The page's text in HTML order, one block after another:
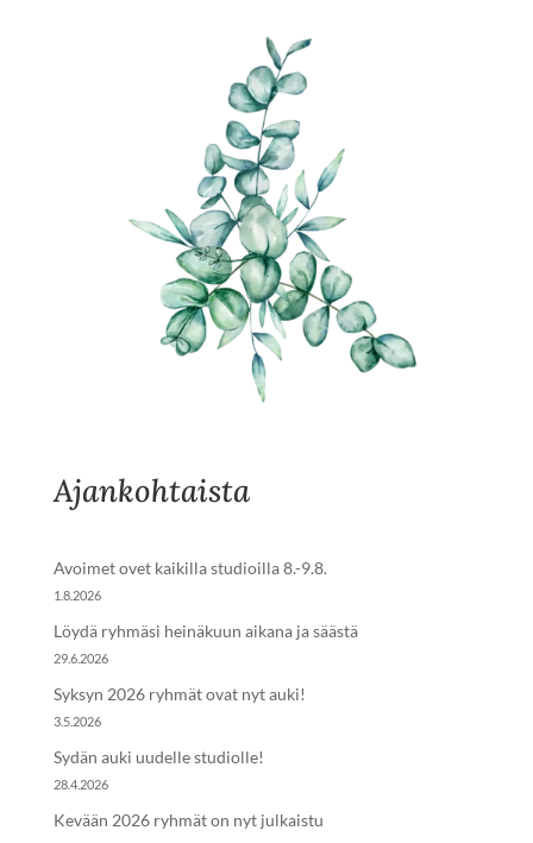
Ajankohtaista
Avoimet ovet kaikilla studioilla 8.-9.8.
1.8.2026
Löydä ryhmäsi heinäkuun aikana ja säästä
29.6.2026
Syksyn 2026 ryhmät ovat nyt auki!
3.5.2026
Sydän auki uudelle studiolle!
28.4.2026
Kevään 2026 ryhmät on nyt julkaistu